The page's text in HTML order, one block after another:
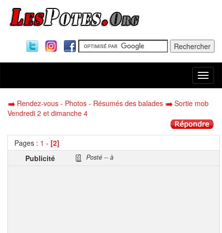
Rendez-vous - Photos - Résumés des balades
Sortie mob
Vendredi 2 et dimanche 4
Pages : 1 - [2]
Publicité
Posté -- à